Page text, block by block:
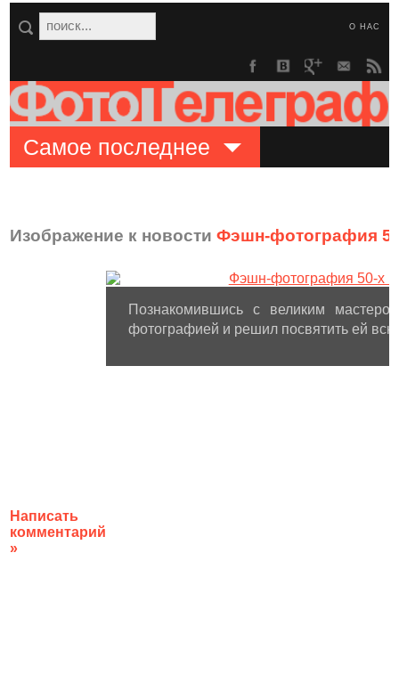
О НАС
Самое последнее
Изображение к новостиФэшн-фотография
Написать
комментарий
»
Познакомившись с великим
фотографией и решил посвятить ей